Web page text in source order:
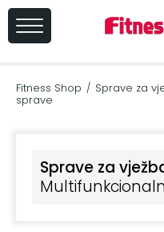
REGISTRACIJA
Sportska
Fitness Shop / Sprave za
sprave
Sprave za